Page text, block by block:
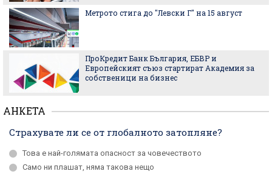
Метрото стига до "Левски Г" на 15 август
ПроКредит Банк България, ЕБВР и
Европейският съюз стартират Академия за
собственици на бизнес
АНКЕТА
Страхувате ли се от глобалното затопляне?
Това е най-голямата опасност за човечеството
Само ни плашат, няма такова нещо